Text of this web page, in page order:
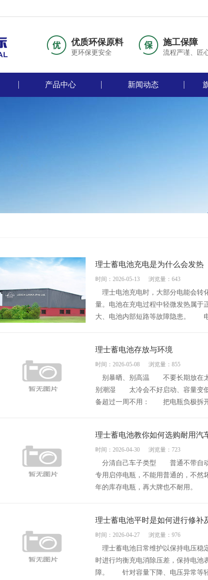
优质环保原料
更环保更安全
施工保障
流程严谨、匠
产品中心 新闻动态
理士蓄电池充电是为什么会发热
时间：2026-05-13 浏览量：643
理士电池充电时，大部分电能会转
量。电池在充电过程中轻微发热属于
大、电池内部短路等故障隐患。
理士蓄电池存放与环境
时间：2026-05-08 浏览量：855
别暴晒、别高温 不要长期放在太
别潮湿 太冷会不好启动、容量变
备超过一周不用： 把电瓶负极拆
理士蓄电池教你如何选购耐用汽
时间：2026-04-30 浏览量：723
分清自己车子类型 普通不带自动
专用启停电瓶，不能用普通的，
年的库存电瓶，再大牌也不耐用。
理士蓄电池平时是如何进行修补
时间：2026-04-27 浏览量：976
理士蓄电池日常维护以保持电压稳
时进行均衡充电消除压差，保持电池
障。 针对容量下降、电压异常等